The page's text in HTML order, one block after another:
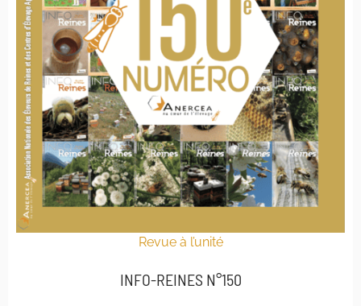
Revue à l’unité
INFO-REINES N°150